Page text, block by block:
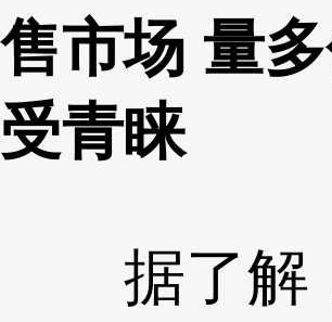
售市场 量
受青睐
据了解